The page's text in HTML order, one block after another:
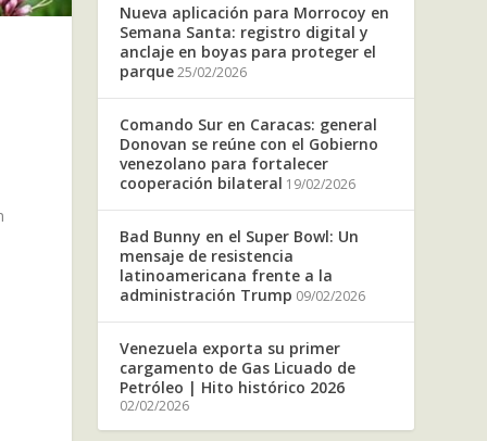
Nueva aplicación para Morrocoy en
Semana Santa: registro digital y
anclaje en boyas para proteger el
parque25/02/2026
Comando Sur en Caracas: general
Donovan se reúne con el Gobierno
venezolano para fortalecer
cooperación bilateral 19/02/2026
Bad Bunny en el Super Bowl: Un
mensaje de resistencia
latinoamericana frente a la
administración Trump 09/02/2026
Venezuela exporta su primer
cargamento de Gas Licuado de
Petróleo | Hito histórico 2026
02/02/2026